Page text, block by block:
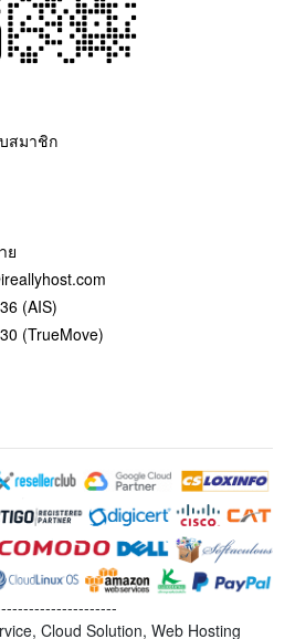
สมาชิก
ย
(AIS)
(TrueMove)
Cloud Solution, Web Hosting